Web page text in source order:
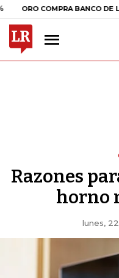
ORO COMPRA BANCO DE LA
Razones
horno
lunes,